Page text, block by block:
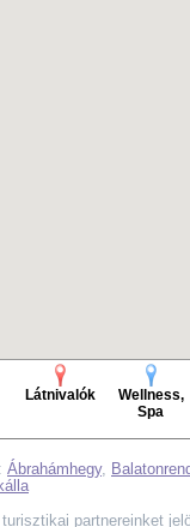
Látnivalók
Wellness,
Spa
Ábrahámhegy,
partnereinket